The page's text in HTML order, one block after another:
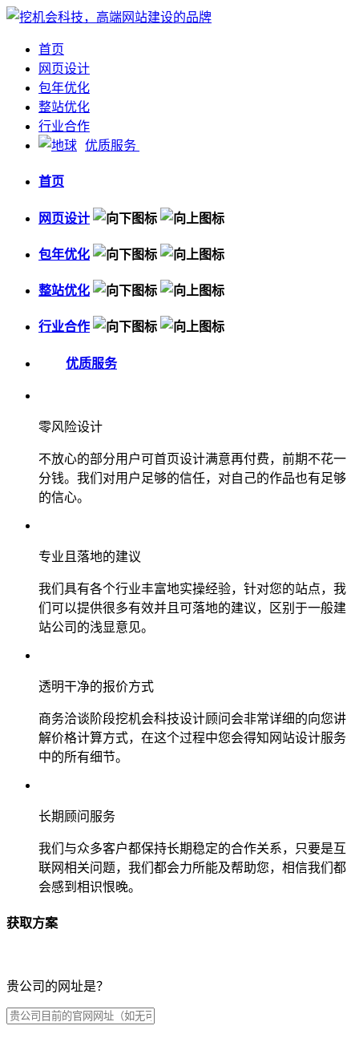
首页
网页设计
包年优化
整站优化
行业合作
优质服务
首页
网页设计
包年优化
整站优化
行业合作
优质服务
零风险设计
不放心的部分用户可首页设计满意再付费，前期不花一
分钱。我们对用户足够的信任，对自己的作品也有足够
的信心。
专业且落地的建议
我们具有各个行业丰富地实操经验，针对您的站点，我
们可以提供很多有效并且可落地的建议，区别于一般建
站公司的浅显意见。
透明干净的报价方式
商务洽谈阶段挖机会科技设计顾问会非常详细的向您讲
解价格计算方式，在这个过程中您会得知网站设计服务
中的所有细节。
长期顾问服务
我们与众多客户都保持长期稳定的合作关系，只要是互
联网相关问题，我们都会力所能及帮助您，相信我们都
会感到相识恨晚。
获取方案
贵公司的网址是？